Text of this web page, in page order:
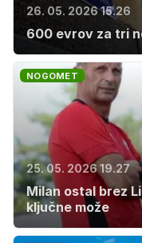
26. 05. 2026 15.26
600 evrov za tri
NOGOMET
25. 05. 2026 19.27
Milan ostal brez
ključne može